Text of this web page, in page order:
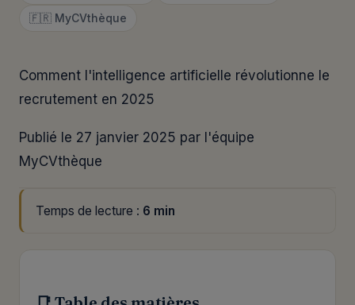
🇫🇷 MyCVthèque
Comment l'intelligence artificielle révolutionne le
recrutement en 2025
Publié le 27 janvier 2025 par l'équipe
MyCVthèque
Temps de lecture : 6 min